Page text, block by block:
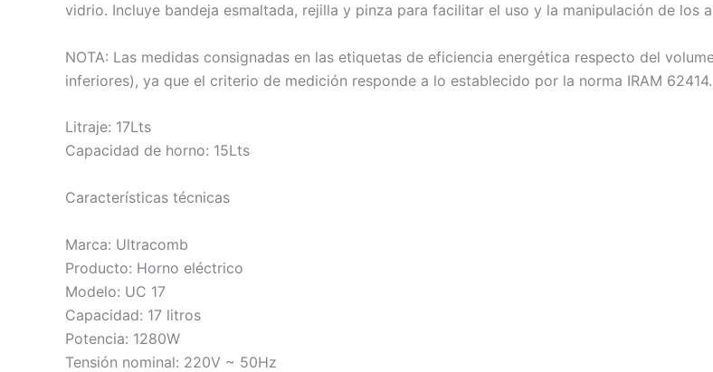
vidrio. Incluye bandeja esmaltada, rejilla y pinza para facilitar el uso y la manipulación de los
NOTA: Las medidas consignadas en las etiquetas de eficiencia energética respecto del
inferiores), ya que el criterio de medición responde a lo establecido por la norma IRAM 62414.
Litraje: 17Lts
Capacidad de horno: 15Lts
Características técnicas
Marca: Ultracomb
Producto: Horno eléctrico
Modelo: UC 17
Capacidad: 17 litros
Potencia: 1280W
Tensión nominal: 220V ~ 50Hz